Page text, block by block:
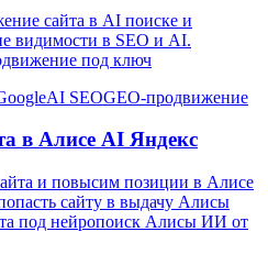
сайта в AI поиске и
видимости в SEO и AI.
под ключ
AI SEOGEO-продвижение
в Алисе AI Яндекс
и повысим позиции в Алисе
сайту в выдачу Алисы
под нейропоиск Алисы ИИ от